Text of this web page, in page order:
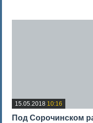
15.05.2018 10:16
Под Сорочинском